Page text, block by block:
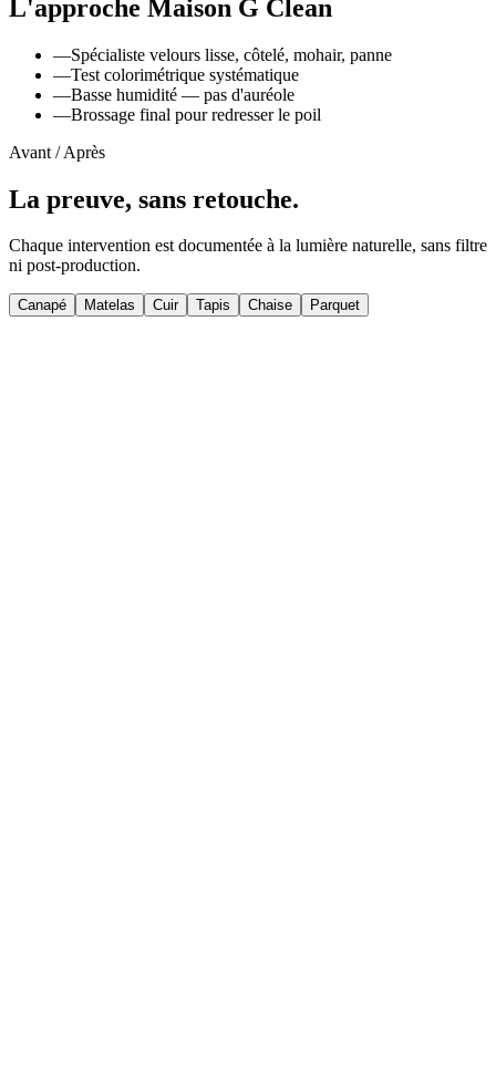
L'approche Maison G Clean
—Spécialiste velours lisse, côtelé, mohair, panne
—Test colorimétrique systématique
—Basse humidité — pas d'auréole
—Brossage final pour redresser le poil
Avant / Après
La preuve, sans retouche.
Chaque intervention est documentée à la lumière naturelle, sans filtre
ni post-production.
Canapé Matelas Cuir Tapis Chaise Parquet